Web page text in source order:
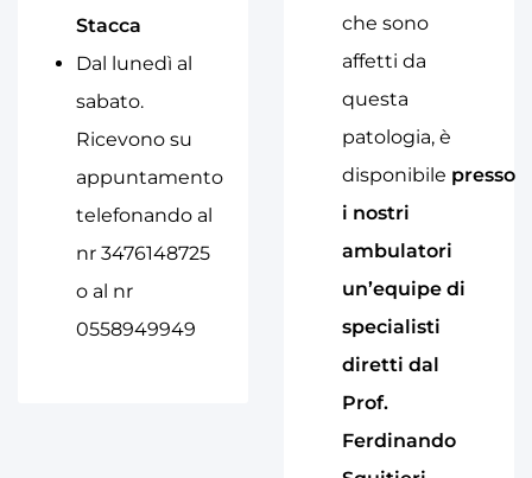
Stacca
Dal lunedì al
sabato.
Ricevono su
appuntamento
telefonando al
nr 3476148725
o al nr
0558949949
che sono
affetti da
questa
patologia, è
disponibile presso
i nostri
ambulatori
un’equipe di
specialisti
diretti dal
Prof.
Ferdinando